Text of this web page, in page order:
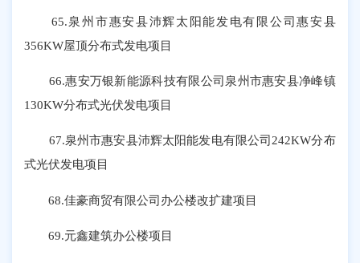
65.泉州市惠安县沛辉太阳能发电有限公司惠安县
356KW屋顶分布式发电项目
66.惠安万银新能源科技有限公司泉州市惠安县净峰镇
130KW分布式光伏发电项目
67.泉州市惠安县沛辉太阳能发电有限公司242KW分布
式光伏发电项目
68.佳豪商贸有限公司办公楼改扩建项目
69.元鑫建筑办公楼项目